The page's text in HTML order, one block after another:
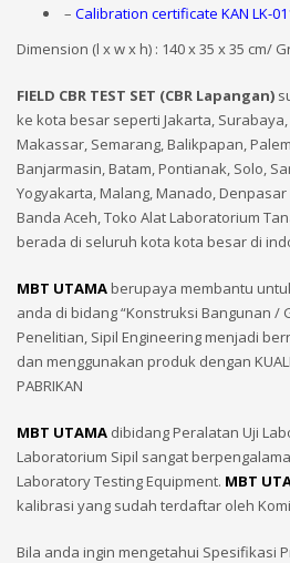
– Calibration certificate KAN LK-
Dimension (l x w x h) : 140 x 35 x 35 cm/
FIELD CBR TEST SET (CBR Lapangan)
ke kota besar seperti Jakarta,
Makassar, Semarang, Balikpapan,
Banjarmasin, Batam, Pontianak, Solo,
Yogyakarta, Malang, Manado,
Banda Aceh, Toko Alat Laboratorium
berada di seluruh kota kota besar di
MBT UTAMAberupaya membantu
anda di bidang “Konstruksi Bangunan /
Penelitian, Sipil Engineering menjadi
dan menggunakan produk dengan
PABRIKAN
MBT UTAMA dibidang Peralatan Uji
Laboratorium Sipil sangat
Laboratory Testing Equipment. MBT
kalibrasi yang sudah terdaftar oleh
Bila anda ingin mengetahui Spesifikasi